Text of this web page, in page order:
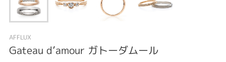
AFFLUX
Gateau d’amour ガトーダムール